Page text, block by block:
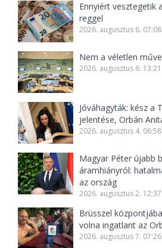
Ennyiért vesztegetik
reggel
2026. augusztus 6. 07:08
Nem a véletlen
2026. augusztus 6. 13:21
Jóváhagyták: kész a
jelentése, Orbán
2026. augusztus 4. 06:58
Magyar Péter újabb
áramhiányról:
az ország
2026. augusztus 2. 12:37
Brüsszel
volna ingatlant az
2026. augusztus 7. 07:26